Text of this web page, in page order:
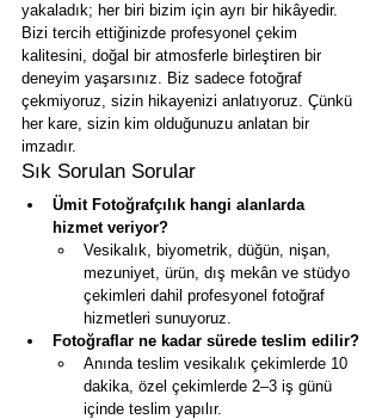
yakaladık; her biri bizim için ayrı bir hikâyedir.
Bizi tercih ettiğinizde profesyonel çekim
kalitesini, doğal bir atmosferle birleştiren bir
deneyim yaşarsınız. Biz sadece fotoğraf
çekmiyoruz, sizin hikayenizi anlatıyoruz. Çünkü
her kare, sizin kim olduğunuzu anlatan bir
imzadır.
Sık Sorulan Sorular
Ümit Fotoğrafçılık hangi alanlarda
hizmet veriyor?
Vesikalık, biyometrik, düğün, nişan,
mezuniyet, ürün, dış mekân ve stüdyo
çekimleri dahil profesyonel fotoğraf
hizmetleri sunuyoruz.
Fotoğraflar ne kadar sürede teslim edilir?
Anında teslim vesikalık çekimlerde 10
dakika, özel çekimlerde 2–3 iş günü
içinde teslim yapılır.